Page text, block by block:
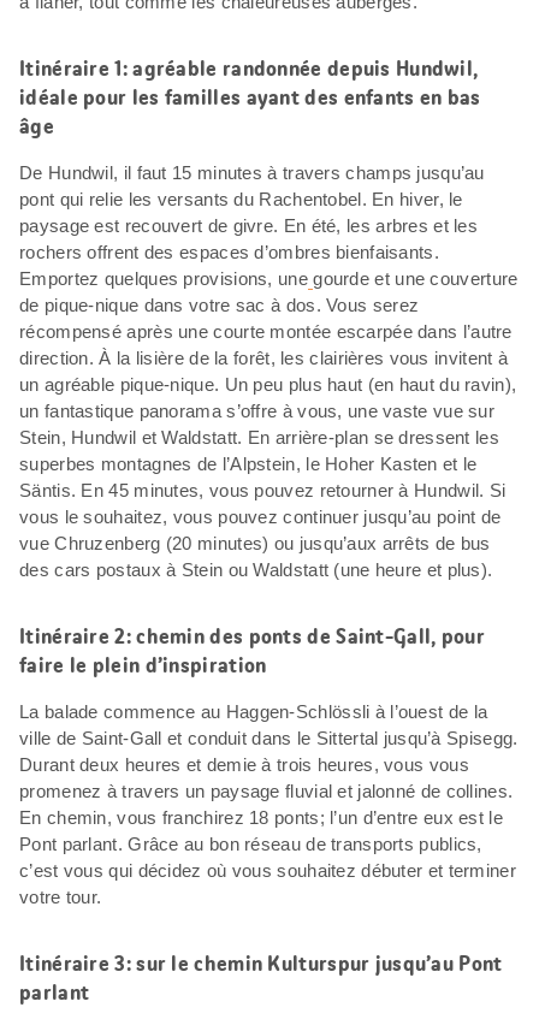
Itinéraire 1: agréable randonnée depuis Hundwil,
idéale pour les familles ayant des enfants en bas
âge
De Hundwil, il faut 15 minutes à travers champs jusqu’au
pont qui relie les versants du Rachentobel. En hiver, le
paysage est recouvert de givre. En été, les arbres et les
rochers offrent des espaces d’ombres bienfaisants.
Emportez quelques provisions, une gourde et une couverture
de pique-nique dans votre sac à dos. Vous serez
récompensé après une courte montée escarpée dans l’autre
direction. À la lisière de la forêt, les clairières vous invitent à
un agréable pique-nique. Un peu plus haut (en haut du ravin),
un fantastique panorama s’offre à vous, une vaste vue sur
Stein, Hundwil et Waldstatt. En arrière-plan se dressent les
superbes montagnes de l’Alpstein, le Hoher Kasten et le
Säntis. En 45 minutes, vous pouvez retourner à Hundwil. Si
vous le souhaitez, vous pouvez continuer jusqu’au point de
vue Chruzenberg (20 minutes) ou jusqu’aux arrêts de bus
des cars postaux à Stein ou Waldstatt (une heure et plus).
Itinéraire 2: chemin des ponts de Saint-Gall, pour
faire le plein d’inspiration
La balade commence au Haggen-Schlössli à l’ouest de la
ville de Saint-Gall et conduit dans le Sittertal jusqu’à Spisegg.
Durant deux heures et demie à trois heures, vous vous
promenez à travers un paysage fluvial et jalonné de collines.
En chemin, vous franchirez 18 ponts; l’un d’entre eux est le
Pont parlant. Grâce au bon réseau de transports publics,
c’est vous qui décidez où vous souhaitez débuter et terminer
votre tour.
Itinéraire 3: sur le chemin Kulturspur jusqu’au Pont
parlant